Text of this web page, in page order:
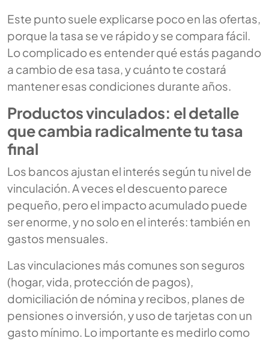
Este punto suele explicarse poco en las ofertas,
porque la tasa se ve rápido y se compara fácil.
Lo complicado es entender qué estás pagando
a cambio de esa tasa, y cuánto te costará
mantener esas condiciones durante años.
Productos vinculados: el detalle
que cambia radicalmente tu tasa
final
Los bancos ajustan el interés según tu nivel de
vinculación. A veces el descuento parece
pequeño, pero el impacto acumulado puede
ser enorme, y no solo en el interés: también en
gastos mensuales.
Las vinculaciones más comunes son seguros
(hogar, vida, protección de pagos),
domiciliación de nómina y recibos, planes de
pensiones o inversión, y uso de tarjetas con un
gasto mínimo. Lo importante es medirlo como